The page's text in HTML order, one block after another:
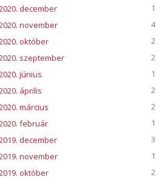
december
1
november
4
október
2
szeptember
2
június
1
április
2
március
2
február
1
december
3
november
1
október
2